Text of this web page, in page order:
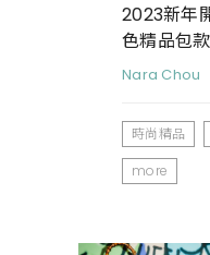
2023新年
色精品包
MK鍊條包
Nara Chou
時尚精品
more